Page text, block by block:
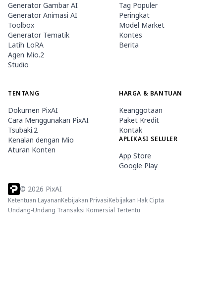
Generator Gambar AI
Generator Animasi AI
Toolbox
Generator Tematik
Latih LoRA
Agen Mio.2
Studio
Tag Populer
Peringkat
Model Market
Kontes
Berita
TENTANG
Dokumen PixAI
Cara Menggunakan PixAI
Tsubaki.2
Kenalan dengan Mio
Aturan Konten
HARGA & BANTUAN
Keanggotaan
Paket Kredit
Kontak
APLIKASI SELULER
App Store
Google Play
© 2026 PixAI
Ketentuan LayananKebijakan PrivasiKebijakan Hak Cipta
Undang-Undang Transaksi Komersial Tertentu